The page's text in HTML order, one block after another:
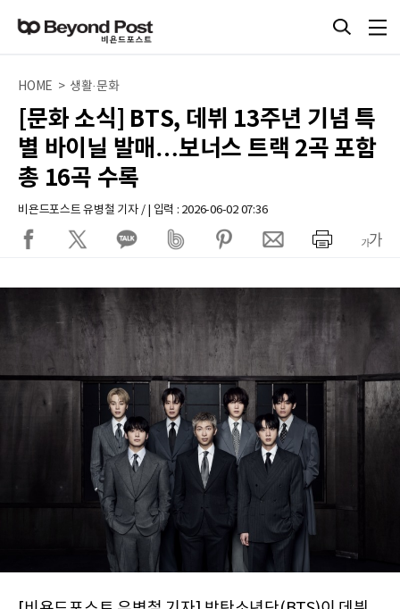
HOME > 생활·문화
[문화 소식] BTS, 데뷔 13주년 기념 특
별 바이닐 발매…보너스 트랙 2곡 포함
총 16곡 수록
비욘드포스트 유병철 기자 / | 입력 : 2026-06-02 07:36